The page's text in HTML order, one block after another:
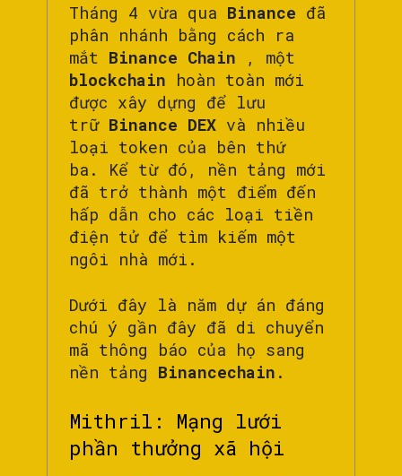
Tháng 4 vừa qua Binance đã
phân nhánh bằng cách ra
mắt Binance Chain , một
blockchain hoàn toàn mới
được xây dựng để lưu
trữ Binance DEX và nhiều
loại token của bên thứ
ba. Kể từ đó, nền tảng mới
đã trở thành một điểm đến
hấp dẫn cho các loại tiền
điện tử để tìm kiếm một
ngôi nhà mới.
Dưới đây là năm dự án đáng
chú ý gần đây đã di chuyển
mã thông báo của họ sang
nền tảng Binancechain .
Mithril: Mạng lưới
phần thưởng xã hội